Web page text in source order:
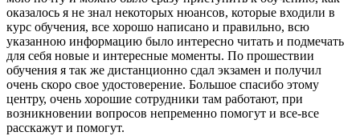
оказалось я не знал некоторых нюансов, которые входили в
курс обучения, все хорошо написано и правильно, всю
указанною информацию было интересно читать и подмечать
для себя новые и интересные моменты. По прошествии
обучения я так же дистанционно сдал экзамен и получил
очень скоро свое удостоверение. Большое спасибо этому
центру, очень хорошие сотрудники там работают, при
возникновении вопросов непременно помогут и все-все
расскажут и помогут.